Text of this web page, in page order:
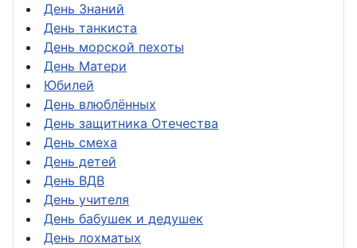
День Знаний
День танкиста
День морской пехоты
День Матери
Юбилей
День влюблённых
День защитника Отечества
День смеха
День детей
День ВДВ
День учителя
День бабушек и дедушек
День лохматых